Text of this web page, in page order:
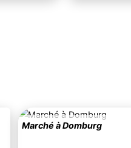
Marché à Domburg